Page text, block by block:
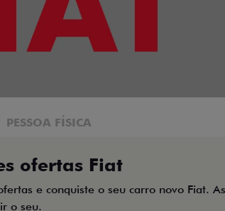
PESSOA FÍSICA
ofertas Fiat
e conquiste o seu carro novo Fiat.
o seu.